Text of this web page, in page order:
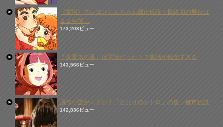
《驚愕》クレヨンしんちゃん都市伝説！最終回の舞台は
２２年後…
173,203ビュー
「火垂るの墓」は実話だった！？裏話が残念すぎる
143,566ビュー
原作小説がエグい！「となりのトトロ」の裏・都市伝説
142,836ビュー